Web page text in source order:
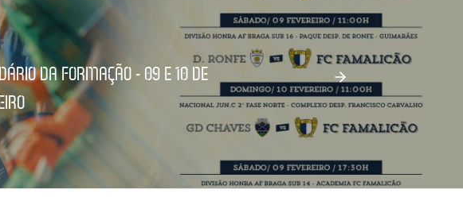
DA FORMAÇÃO - 09 E 10 DE